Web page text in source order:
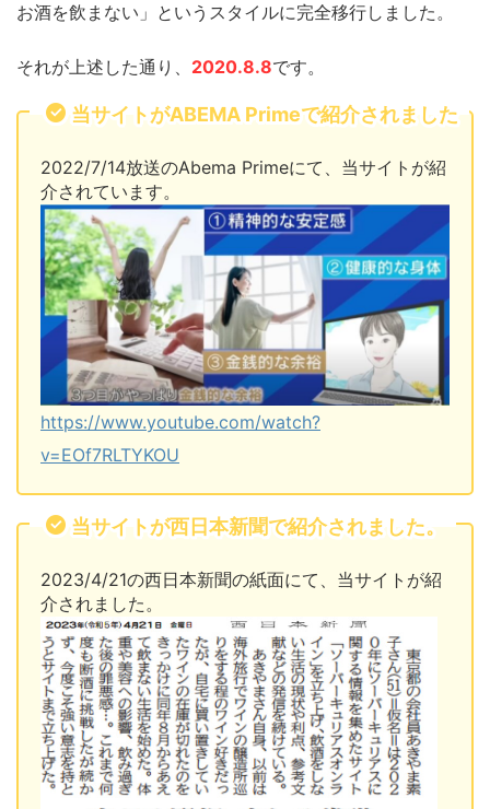
お酒を飲まない」というスタイルに完全移行しました。
それが上述した通り、 2020.8.8です。
当サイトがABEMA Primeで紹介されました
2022/7/14放送のAbema Primeにて、当サイトが紹
介されています。
https://www.youtube.com/watch?
v=EOf7RLTYKOU
当サイトが西日本新聞で紹介されました。
2023/4/21の西日本新聞の紙面にて、当サイトが紹
介されました。